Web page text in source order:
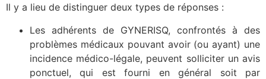
Il y a lieu de distinguer deux types de réponses :
Les adhérents de GYNERISQ, confrontés à des
problèmes médicaux pouvant avoir (ou ayant) une
incidence médico-légale, peuvent solliciter un avis
ponctuel, qui est fourni en général soit par